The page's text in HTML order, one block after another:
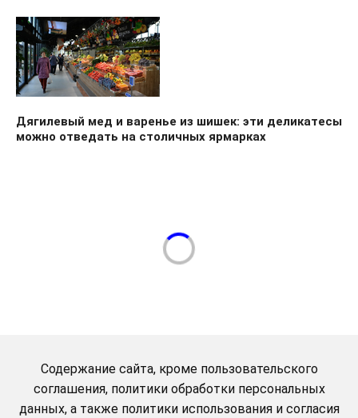
Дягилевый мед и варенье из шишек: эти деликатесы
можно отведать на столичных ярмарках
Содержание сайта, кроме пользовательского
соглашения, политики обработки персональных
данных, а также политики использования и согласия